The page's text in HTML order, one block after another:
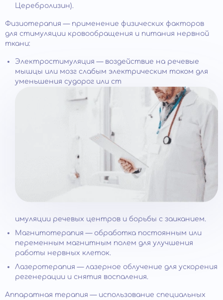
Церебролизин).
Физиотерапия — применение физических факторов
для стимуляции кровообращения и питания нервной
ткани:
Электростимуляция — воздействие на речевые
мышцы или мозг слабым электрическим током для
уменьшения судорог или ст
имуляции речевых центров и борьбы с заиканием.
Магнитотерапия — обработка постоянным или
переменным магнитным полем для улучшения
работы нервных клеток.
Лазеротерапия — лазерное облучение для ускорения
регенерации и снятия воспаления.
Аппаратная терапия — использование специальных